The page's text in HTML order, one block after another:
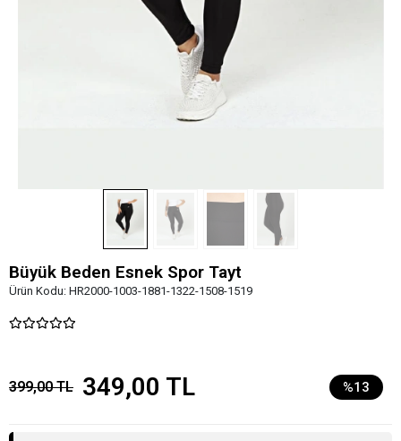
Büyük Beden Esnek Spor Tayt
Ürün Kodu: HR2000-1003-1881-1322-1508-1519
399,00 TL 349,00 TL %13